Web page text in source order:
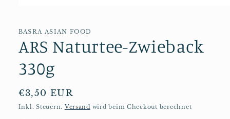
Modal
BASRA ASIAN FOOD
ARS Naturtee-Zwieback
330g
Normaler
Preis
€3,50 EUR
Inkl. Steuern. Versand wird beim Checkout berechnet